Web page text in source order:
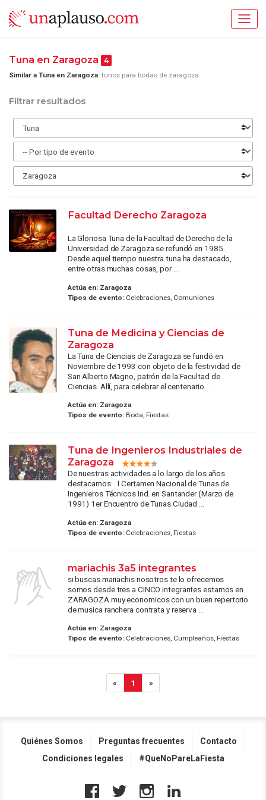
Tuna en Zaragoza 4
Similar a Tuna en Zaragoza: tunos para bodas de zaragoza
Filtrar resultados
Facultad Derecho Zaragoza
La Gloriosa Tuna de la Facultad de Derecho de la
Universidad de Zaragoza se refundó en 1985.
Desde aquel tiempo nuestra tuna ha destacado,
entre otras muchas cosas, por ...
Actúa en: Zaragoza
Tipos de evento:Celebraciones, Comuniones
Tuna de Medicina y Ciencias de
Zaragoza
La Tuna de Ciencias de Zaragoza se fundó en
Noviembre de 1993 con objeto de la festividad de
San Alberto Magno, patrón de la Facultad de
Ciencias. Allí, para celebrar el centenario ...
Actúa en: Zaragoza
Tipos de evento:Boda, Fiestas
Tuna de Ingenieros Industriales de
Zaragoza
De nuestras actividades a lo largo de los años
destacamos: I Certamen Nacional de Tunas de
Ingenieros Técnicos Ind. en Santander (Marzo de
1991) 1er Encuentro de Tunas Ciudad ...
Actúa en: Zaragoza
Tipos de evento:Celebraciones, Fiestas
mariachis 3a5 integrantes
si buscas mariachis nosotros te lo ofrecemos
somos desde tres a CINCO integrantes estamos en
ZARAGOZA muy economicos con un buen repertorio
de musica ranchera contrata y reserva ...
Actúa en: Zaragoza
Tipos de evento:Celebraciones, Cumpleaños, Fiestas
« 1 »
Quiénes Somos Preguntas frecuentes
Contacto
Condiciones legales
#QueNoPareLaFiesta